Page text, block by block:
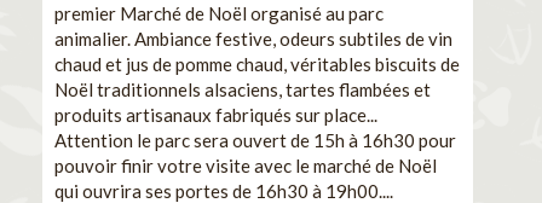
premier Marché de Noël organisé au parc
animalier. Ambiance festive, odeurs subtiles de vin
chaud et jus de pomme chaud, véritables biscuits de
Noël traditionnels alsaciens, tartes flambées et
produits artisanaux fabriqués sur place...
Attention le parc sera ouvert de 15h à 16h30 pour
pouvoir finir votre visite avec le marché de Noël
qui ouvrira ses portes de 16h30 à 19h00....